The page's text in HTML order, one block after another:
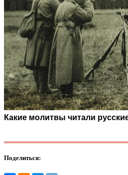
Какие молитвы читали
Поделиться: